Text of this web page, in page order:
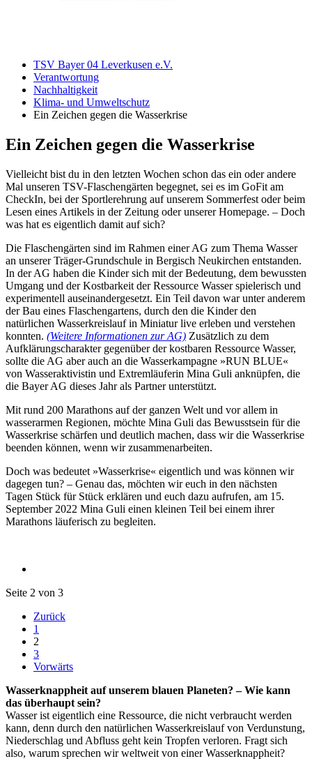
TSV Bayer 04 Leverkusen e.V.
Verantwortung
Nachhaltigkeit
Klima- und Umweltschutz
Ein Zeichen gegen die Wasserkrise
Ein Zeichen gegen die Wasserkrise
Vielleicht bist du in den letzten Wochen schon das ein oder andere
Mal unseren TSV-Flaschengärten begegnet, sei es im GoFit am
CheckIn, bei der Sportlerehrung auf unserem Sommerfest oder beim
Lesen eines Artikels in der Zeitung oder unserer Homepage. – Doch
was hat es eigentlich damit auf sich?
Die Flaschengärten sind im Rahmen einer AG zum Thema Wasser
an unserer Träger-Grundschule in Bergisch Neukirchen entstanden.
In der AG haben die Kinder sich mit der Bedeutung, dem bewussten
Umgang und der Kostbarkeit der Ressource Wasser spielerisch und
experimentell auseinandergesetzt. Ein Teil davon war unter anderem
der Bau eines Flaschengartens, durch den die Kinder den
natürlichen Wasserkreislauf in Miniatur live erleben und verstehen
konnten. (Weitere Informationen zur AG) Zusätzlich zu dem
Aufklärungscharakter gegenüber der kostbaren Ressource Wasser,
sollte die AG aber auch an die Wasserkampagne »RUN BLUE«
von Wasseraktivistin und Extremläuferin Mina Guli anknüpfen, die
die Bayer AG dieses Jahr als Partner unterstützt.
Mit rund 200 Marathons auf der ganzen Welt und vor allem in
wasserarmen Regionen, möchte Mina Guli das Bewusstsein für die
Wasserkrise schärfen und deutlich machen, dass wir die Wasserkrise
beenden können, wenn wir zusammenarbeiten.
Doch was bedeutet »Wasserkrise« eigentlich und was können wir
dagegen tun? – Genau das, möchten wir euch in den nächsten
Tagen Stück für Stück erklären und euch dazu aufrufen, am 15.
September 2022 Mina Guli einen kleinen Teil bei einem ihrer
Marathons läuferisch zu begleiten.
Seite 2 von 3
Zurück
1
2
3
Vorwärts
Wasserknappheit auf unserem blauen Planeten? – Wie kann
das überhaupt sein?
Wasser ist eigentlich eine Ressource, die nicht verbraucht werden
kann, denn durch den natürlichen Wasserkreislauf von Verdunstung,
Niederschlag und Abfluss geht kein Tropfen verloren. Fragt sich
also, warum sprechen wir weltweit von einer Wasserknappheit?